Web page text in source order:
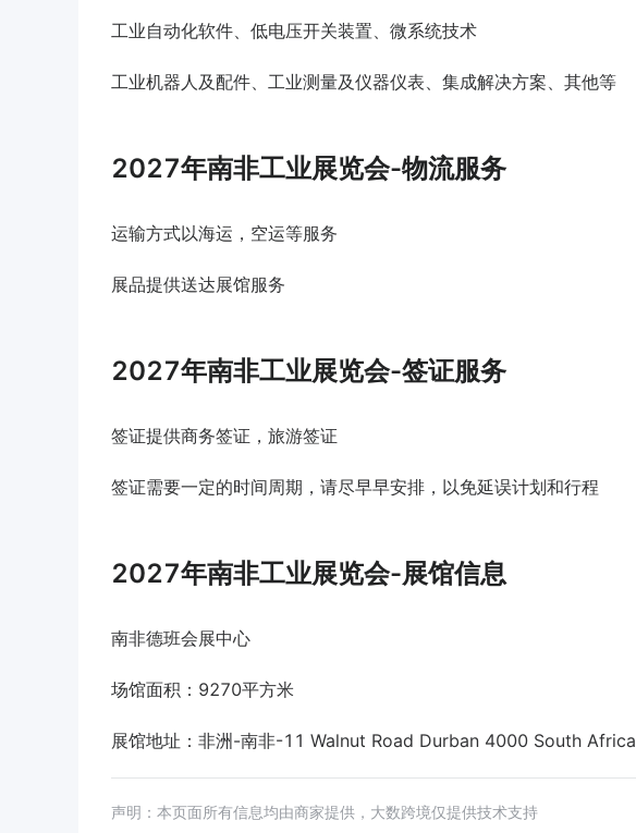
工业自动化软件、低电压开关装置、微系统技术
工业机器人及配件、工业测量及仪器仪表、集成解决方案、其他等
2027年南非工业展览会-物流服务
运输方式以海运，空运等服务
展品提供送达展馆服务
2027年南非工业展览会-签证服务
签证提供商务签证，旅游签证
签证需要一定的时间周期，请尽早早安排，以免延误计划和行程
2027年南非工业展览会-展馆信息
南非德班会展中心
场馆面积：9270平方米
展馆地址：非洲-南非-11 Walnut Road Durban 4000 South Africa
声明：本页面所有信息均由商家提供，大数跨境仅提供技术支持